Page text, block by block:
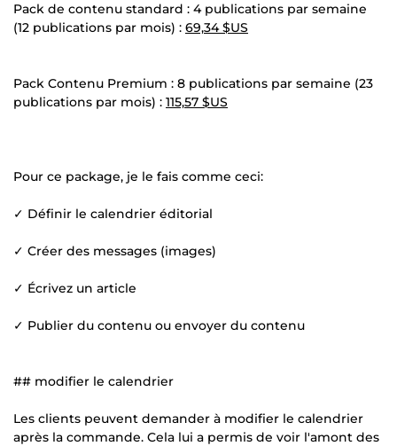
Pack de contenu standard : 4 publications par semaine
(12 publications par mois) : 69,34 $US
Pack Contenu Premium : 8 publications par semaine (23
publications par mois) : 115,57 $US
Pour ce package, je le fais comme ceci:
✓ Définir le calendrier éditorial
✓ Créer des messages (images)
✓ Écrivez un article
✓ Publier du contenu ou envoyer du contenu
## modifier le calendrier
Les clients peuvent demander à modifier le calendrier
après la commande. Cela lui a permis de voir l'amont des